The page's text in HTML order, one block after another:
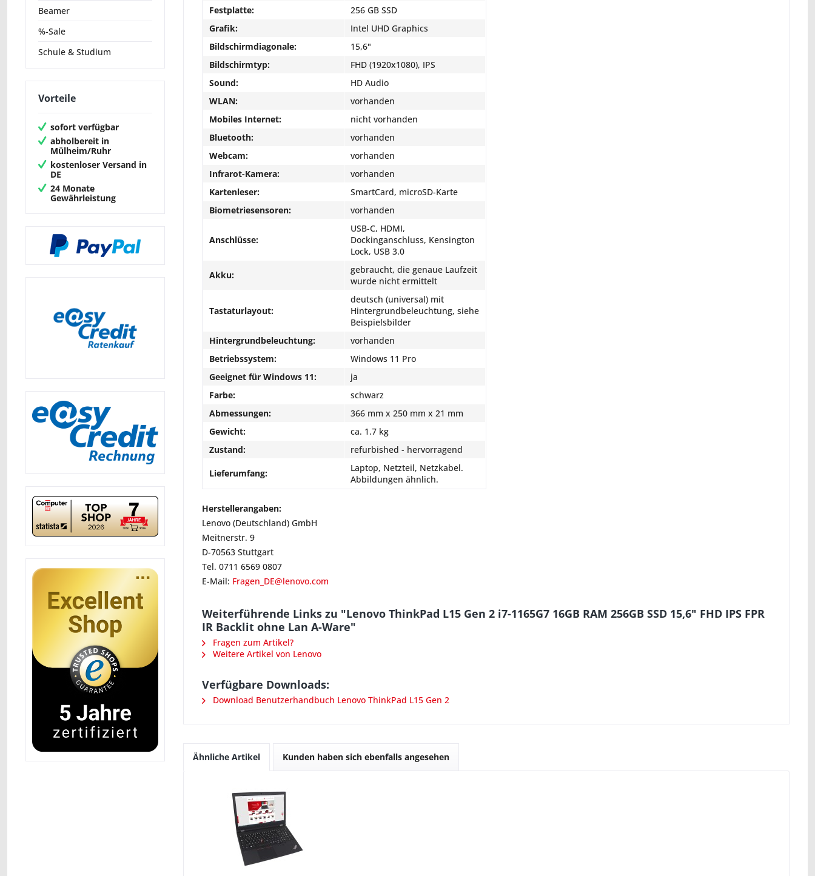
Beamer
%-Sale
Schule & Studium
Vorteile
sofort verfügbar
abholbereit in
Mülheim/Ruhr
kostenloser Versand in
DE
24 Monate
Gewährleistung
Festplatte:
256 GB SSD
Grafik:
Intel UHD Graphics
Bildschirmdiagonale:
15,6"
Bildschirmtyp:
FHD (1920x1080), IPS
Sound:
HD Audio
WLAN:
vorhanden
Mobiles Internet:
nicht vorhanden
Bluetooth:
vorhanden
Webcam:
vorhanden
Infrarot-Kamera:
vorhanden
Kartenleser:
SmartCard, microSD-Karte
Biometriesensoren:
vorhanden
Anschlüsse:
USB-C, HDMI,
Dockinganschluss, Kensington
Lock, USB 3.0
Akku:
gebraucht, die genaue Laufzeit
wurde nicht ermittelt
Tastaturlayout:
deutsch (universal) mit
Hintergrundbeleuchtung, siehe
Beispielsbilder
Hintergrundbeleuchtung:
vorhanden
Betriebssystem:
Windows 11 Pro
Geeignet für Windows 11:
ja
Farbe:
schwarz
Abmessungen:
366 mm x 250 mm x 21 mm
Gewicht:
ca. 1.7 kg
Zustand:
refurbished - hervorragend
Lieferumfang:
Laptop, Netzteil, Netzkabel.
Abbildungen ähnlich.
Herstellerangaben:
Lenovo (Deutschland) GmbH
Meitnerstr. 9
D-70563 Stuttgart
Tel. 0711 6569 0807
E-Mail: Fragen_DE@lenovo.com
Weiterführende Links zu "Lenovo ThinkPad L15 Gen 2 i7-1165G7 16GB RAM 256GB SSD 15,6" FHD IPS FPR
IR Backlit ohne Lan A-Ware"
Fragen zum Artikel?
Weitere Artikel von Lenovo
Verfügbare Downloads:
Download Benutzerhandbuch Lenovo ThinkPad L15 Gen 2
Ähnliche Artikel Kunden haben sich ebenfalls angesehen